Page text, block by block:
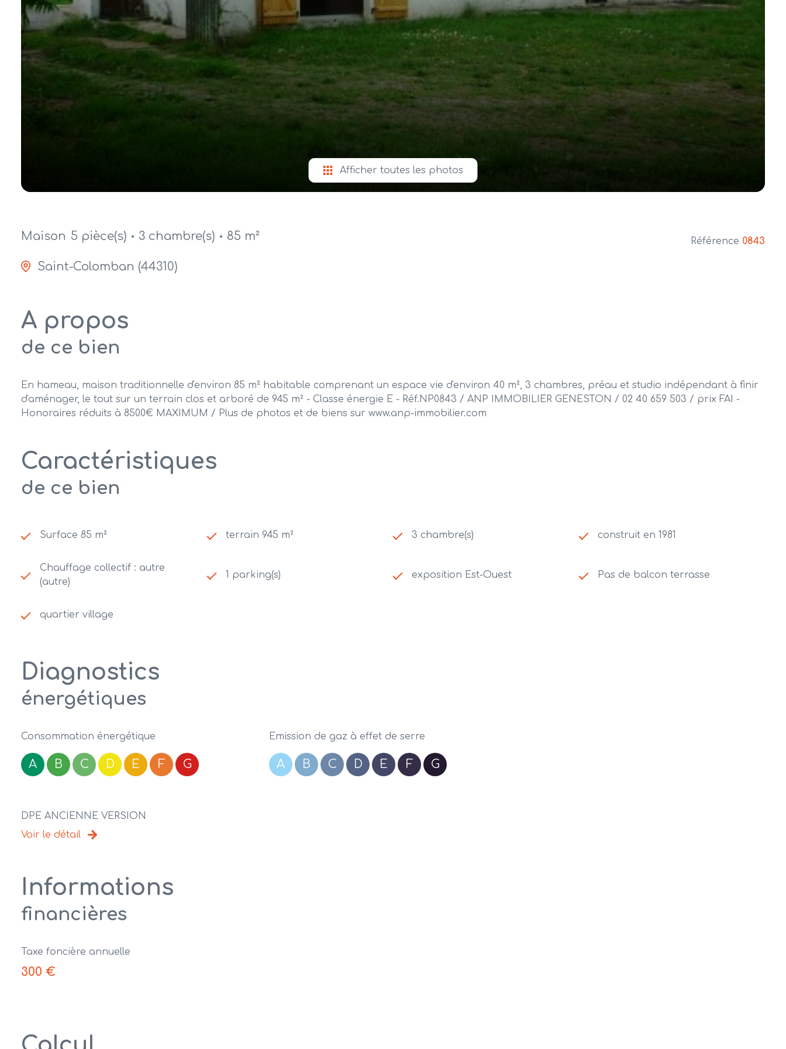
Afficher toutes les photos
Maison 5 pièce(s) 3 chambre(s) 85 m²
Saint-Colomban (44310)
Référence 0843
A propos
de ce bien
En hameau, maison traditionnelle d'environ 85 m² habitable comprenant un espace vie d'environ 40 m², 3 chambres, préau et studio indépendant à finir
d'aménager, le tout sur un terrain clos et arboré de 945 m² - Classe énergie E - Réf.NP0843 / ANP IMMOBILIER GENESTON / 02 40 659 503 / prix FAI -
Honoraires réduits à 8500€ MAXIMUM / Plus de photos et de biens sur www.anp-immobilier.com
Caractéristiques
de ce bien
Surface 85 m² terrain 945 m² 3 chambre(s) construit en 1981
Chauffage collectif : autre
(autre)
1 parking(s) exposition Est-Ouest Pas de balcon terrasse
quartier village
Diagnostics
énergétiques
Consommation énergétique
A B C D E F G
Emission de gaz à effet de serre
A B C D E F G
DPE ANCIENNE VERSION
Voir le détail
Informations
financières
Taxe foncière annuelle
300 €